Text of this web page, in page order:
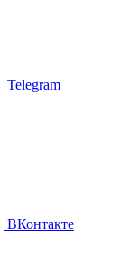
Telegram
ВКонтакте